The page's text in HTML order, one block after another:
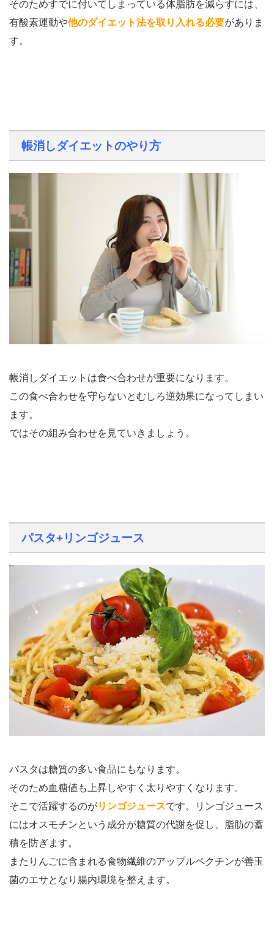
そのためすでに付いてしまっている体脂肪を減らすには、
有酸素運動や他のダイエット法を取り入れる必要がありま
す。
帳消しダイエットのやり方
帳消しダイエットは食べ合わせが重要になります。
この食べ合わせを守らないとむしろ逆効果になってしまい
ます。
ではその組み合わせを見ていきましょう。
パスタ+リンゴジュース
パスタは糖質の多い食品にもなります。
そのため血糖値も上昇しやすく太りやすくなります。
そこで活躍するのがリンゴジュースです。リンゴジュース
にはオスモチンという成分が糖質の代謝を促し、脂肪の蓄
積を防ぎます。
またりんごに含まれる食物繊維のアップルペクチンが善玉
菌のエサとなり腸内環境を整えます。